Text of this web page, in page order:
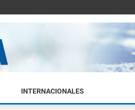
INTERNACIONALES